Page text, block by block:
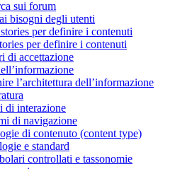
sui forum
bisogni degli utenti
per definire i contenuti
per definire i contenuti
di accettazione
l’architettura dell’informazione
di interazione
di navigazione
di contenuto (content type)
e standard
controllati e tassonomie